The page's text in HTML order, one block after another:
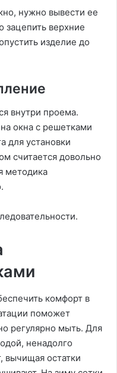
нужно вывести ее
зацепить верхние
изделие до
внутри проема.
окна с решетками
для установки
считается довольно
методика
комфорт в
поможет
регулярно мыть. Для
ненадолго
вычищая остатки